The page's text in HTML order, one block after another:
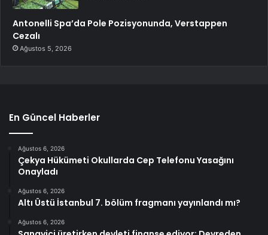
Antonelli Spa’da Pole Pozisyonunda, Verstappen
Cezalı
Ağustos 5, 2026
En Güncel Haberler
Ağustos 6, 2026
Çekya Hükümeti Okullarda Cep Telefonu Yasağını
Onayladı
Ağustos 6, 2026
Altı Üstü İstanbul 7. bölüm fragmanı yayınlandı mı?
Ağustos 6, 2026